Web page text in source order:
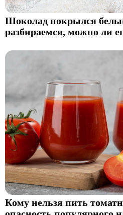
Шоколад покрылся
разбираемся, можно ли
Кому нельзя пить